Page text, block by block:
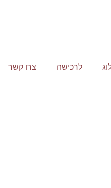
לרכישה צרו קשר